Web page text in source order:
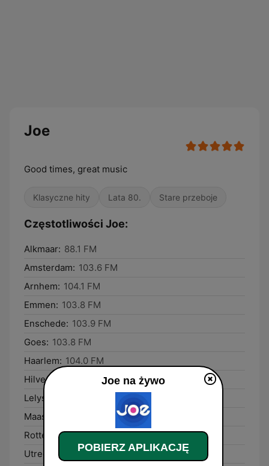
Joe
Good times, great music
Klasyczne hity Lata 80. Stare przeboje
Częstotliwości Joe:
Alkmaar: 88.1 FM
Amsterdam: 103.6 FM
Arnhem: 104.1 FM
Emmen: 103.8 FM
Enschede: 103.9 FM
Goes: 103.8 FM
Haarlem: 104.0 FM
Hilversum:
88.1 FM
Lelystad:
Maastricht:
Rotterdam: 103.8 FM
Utrecht:
87.8 FM
Joe na żywo
POBIERZ APLIKACJĘ